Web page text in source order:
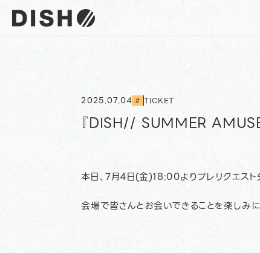
DISH// サイトトップへ
2025.07.04 # TICKET
『DISH// SUMMER
本日、7月4日(金)18:00よりプレリクエスト
会場で皆さんとお会いできることを楽しみに